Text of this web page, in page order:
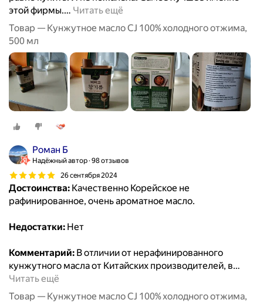
этой фирмы.… Читать ещё
Товар — Кунжутное масло CJ 100% холодного отжима,
500 мл
Роман Б
Надёжный автор 98 отзывов
26 сентября 2024
Достоинства: Качественно Корейское не
рафинированное, очень ароматное масло.
Недостатки: Нет
Комментарий: В отличии от нерафинированного
кунжутного масла от Китайских производителей, в…
Читать ещё
Товар — Кунжутное масло CJ 100% холодного отжима,